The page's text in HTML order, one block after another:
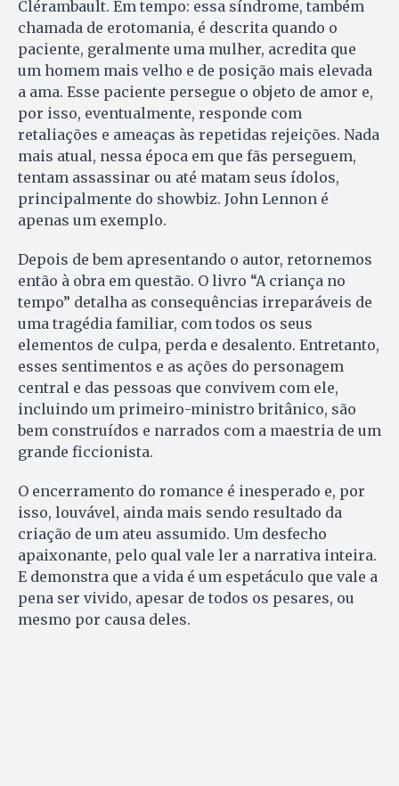
Clérambault. Em tempo: essa síndrome, também
chamada de erotomania, é descrita quando o
paciente, geralmente uma mulher, acredita que
um homem mais velho e de posição mais elevada
a ama. Esse paciente persegue o objeto de amor e,
por isso, eventualmente, responde com
retaliações e ameaças às repetidas rejeições. Nada
mais atual, nessa época em que fãs perseguem,
tentam assassinar ou até matam seus ídolos,
principalmente do showbiz. John Lennon é
apenas um exemplo.
Depois de bem apresentando o autor, retornemos
então à obra em questão. O livro “A criança no
tempo” detalha as consequências irreparáveis de
uma tragédia familiar, com todos os seus
elementos de culpa, perda e desalento. Entretanto,
esses sentimentos e as ações do personagem
central e das pessoas que convivem com ele,
incluindo um primeiro-ministro britânico, são
bem construídos e narrados com a maestria de um
grande ficcionista.
O encerramento do romance é inesperado e, por
isso, louvável, ainda mais sendo resultado da
criação de um ateu assumido. Um desfecho
apaixonante, pelo qual vale ler a narrativa inteira.
E demonstra que a vida é um espetáculo que vale a
pena ser vivido, apesar de todos os pesares, ou
mesmo por causa deles.